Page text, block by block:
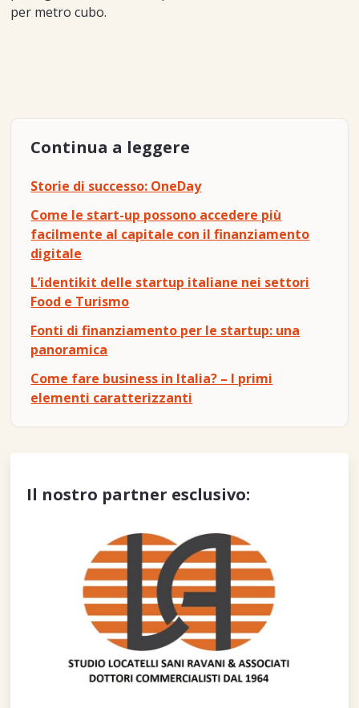
per metro cubo.
Continua a leggere
Storie di successo: OneDay
Come le start-up possono accedere più
facilmente al capitale con il finanziamento
digitale
L’identikit delle startup italiane nei settori
Food e Turismo
Fonti di finanziamento per le startup: una
panoramica
Come fare business in Italia? – I primi
elementi caratterizzanti
Il nostro partner esclusivo: